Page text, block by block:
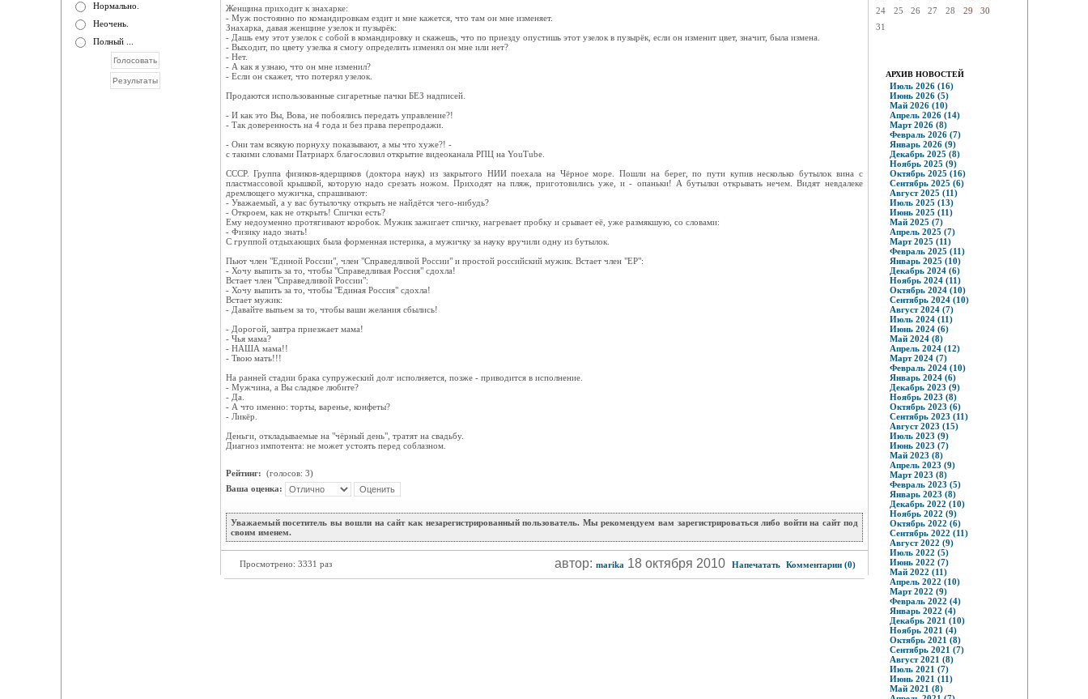
Нормально.
Неочень.
Полный ...
Женщина приходит к знахарке:
- Муж постоянно по командировкам ездит и мне кажется, что там он мне изменяет.
Знахарка, давая женщине узелок и пузырёк:
- Дашь ему этот узелок с собой в командировку и скажешь, что по приезду опустишь этот узелок в пузырёк, если он изменит цвет, значит, была измена.
- Выходит, по цвету узелка я смогу определить изменял он мне или нет?
- Нет.
- А как я узнаю, что он мне изменил?
- Если он скажет, что потерял узелок.
Продаются использованные сигаретные пачки БЕЗ надписей.
- И как это Вы, Вова, не побоялись передать управление?!
- Так доверенность на 4 года и без права перепродажи.
- Они там всякую порнуху показывают, а мы что хуже?! -
с такими словами Патриарх благословил открытие видеоканала РПЦ на YouTube.
СССР. Группа физиков-ядерщиков (доктора наук) из закрытого НИИ поехала на Чёрное море. Пошли на берег, по пути купив несколько бутылок вина с
пластмассовой крышкой, которую надо срезать ножом. Приходят на пляж, приготовились уже, и - опаньки! А бутылки открывать нечем. Видят невдалеке
дремлющего мужичка, спрашивают:
- Уважаемый, а у вас бутылочку открыть не найдётся чего-нибудь?
- Откроем, как не открыть! Спички есть?
Ему недоуменно протягивают коробок. Мужик зажигает спичку, нагревает пробку и срывает её, уже размякшую, со словами:
- Физику надо знать!
С группой отдыхающих была форменная истерика, а мужичку за науку вручили одну из бутылок.
Пьют член "Единой России", член "Справедливой России" и простой российский мужик. Встает член "ЕР":
- Хочу выпить за то, чтобы "Справедливая Россия" сдохла!
Встает член "Справедливой России":
- Хочу выпить за то, чтобы "Единая Россия" сдохла!
Встает мужик:
- Давайте выпьем за то, чтобы ваши желания сбылись!
- Дорогой, завтра приезжает мама!
- Чья мама?
- НАША мама!!
- Твою мать!!!
На ранней стадии брака супружеский долг исполняется, позже - приводится в исполнение.
- Мужчина, а Вы сладкое любите?
- Да.
- А что именно: торты, варенье, конфеты?
- Ликёр.
Деньги, откладываемые на "чёрный день", тратят на свадьбу.
Диагноз импотента: не может устоять перед соблазном.
Рейтинг: (голосов: 3)
Ваша оценка:
Уважаемый посетитель вы вошли на сайт как незарегистрированный пользователь. Мы рекомендуем вам зарегистрироваться либо войти на сайт под
своим именем.
Просмотрено: 3331 раз автор: marika 18 октября 2010 Напечатать Комментарии (0)
24
25 26 27 28 29
30
31
АРХИВ НОВОСТЕЙ
Июль 2026 (16)
Июнь 2026 (5)
Май 2026 (10)
Апрель 2026 (14)
Март 2026 (8)
Февраль 2026 (7)
Январь 2026 (9)
Декабрь 2025 (8)
Ноябрь 2025 (9)
Октябрь 2025 (16)
Сентябрь 2025 (6)
Август 2025 (11)
Июль 2025 (13)
Июнь 2025 (11)
Май 2025 (7)
Апрель 2025 (7)
Март 2025 (11)
Февраль 2025 (11)
Январь 2025 (10)
Декабрь 2024 (6)
Ноябрь 2024 (11)
Октябрь 2024 (10)
Сентябрь 2024 (10)
Август 2024 (7)
Июль 2024 (11)
Июнь 2024 (6)
Май 2024 (8)
Апрель 2024 (12)
Март 2024 (7)
Февраль 2024 (10)
Январь 2024 (6)
Декабрь 2023 (9)
Ноябрь 2023 (8)
Октябрь 2023 (6)
Сентябрь 2023 (11)
Август 2023 (15)
Июль 2023 (9)
Июнь 2023 (7)
Май 2023 (8)
Апрель 2023 (9)
Март 2023 (8)
Февраль 2023 (5)
Январь 2023 (8)
Декабрь 2022 (10)
Ноябрь 2022 (9)
Октябрь 2022 (6)
Сентябрь 2022 (11)
Август 2022 (9)
Июль 2022 (5)
Июнь 2022 (7)
Май 2022 (11)
Апрель 2022 (10)
Март 2022 (9)
Февраль 2022 (4)
Январь 2022 (4)
Декабрь 2021 (10)
Ноябрь 2021 (4)
Октябрь 2021 (8)
Сентябрь 2021 (7)
Август 2021 (8)
Июль 2021 (7)
Июнь 2021 (11)
Май 2021 (8)